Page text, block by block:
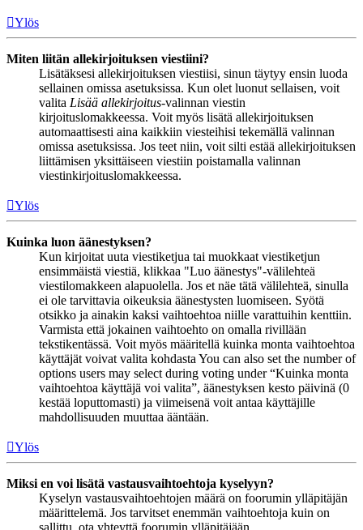
Ylös
Miten liitän allekirjoituksen viestiini?
Lisätäksesi allekirjoituksen viestiisi, sinun täytyy ensin luoda
sellainen omissa asetuksissa. Kun olet luonut sellaisen, voit
valita Lisää allekirjoitus-valinnan viestin
kirjoituslomakkeessa. Voit myös lisätä allekirjoituksen
automaattisesti aina kaikkiin viesteihisi tekemällä valinnan
omissa asetuksissa. Jos teet niin, voit silti estää allekirjoituksen
liittämisen yksittäiseen viestiin poistamalla valinnan
viestinkirjoituslomakkeessa.
Ylös
Kuinka luon äänestyksen?
Kun kirjoitat uuta viestiketjua tai muokkaat viestiketjun
ensimmäistä viestiä, klikkaa "Luo äänestys"-välilehteä
viestilomakkeen alapuolella. Jos et näe tätä välilehteä, sinulla
ei ole tarvittavia oikeuksia äänestysten luomiseen. Syötä
otsikko ja ainakin kaksi vaihtoehtoa niille varattuihin kenttiin.
Varmista että jokainen vaihtoehto on omalla rivillään
tekstikentässä. Voit myös määritellä kuinka monta vaihtoehtoa
käyttäjät voivat valita kohdasta You can also set the number of
options users may select during voting under “Kuinka monta
vaihtoehtoa käyttäjä voi valita”, äänestyksen kesto päivinä (0
kestää loputtomasti) ja viimeisenä voit antaa käyttäjille
mahdollisuuden muuttaa ääntään.
Ylös
Miksi en voi lisätä vastausvaihtoehtoja kyselyyn?
Kyselyn vastausvaihtoehtojen määrä on foorumin ylläpitäjän
määrittelemä. Jos tarvitset enemmän vaihtoehtoja kuin on
sallittu, ota yhteyttä foorumin ylläpitäjään.